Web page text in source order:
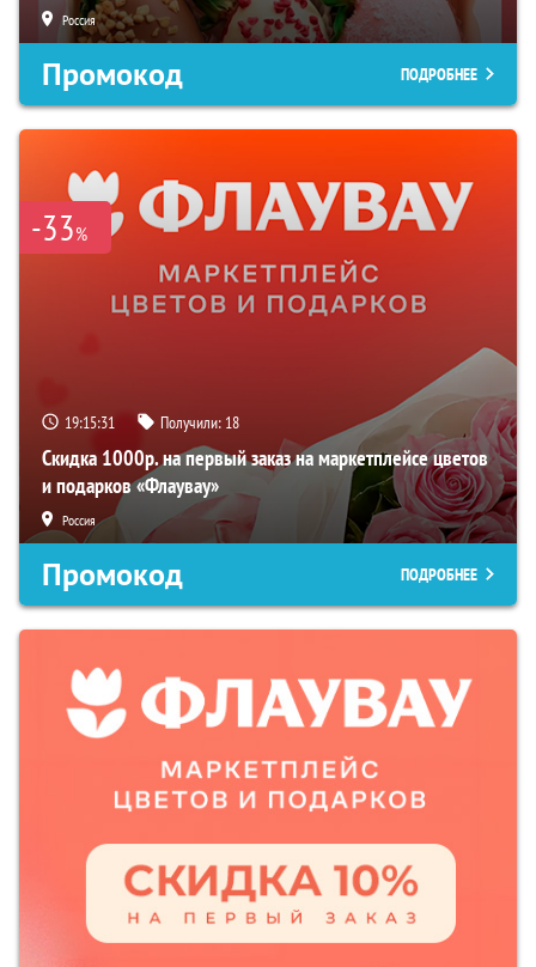
Россия
Промокод ПОДРОБНЕЕ
-33%
19:15:30 Получили: 18
Скидка 1000р. на первый заказ на маркетплейсе цветов
и подарков «Флаувау»
Россия
Промокод ПОДРОБНЕЕ